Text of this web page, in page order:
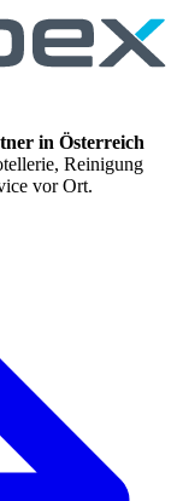
in Österreich
Reinigung
vor Ort.